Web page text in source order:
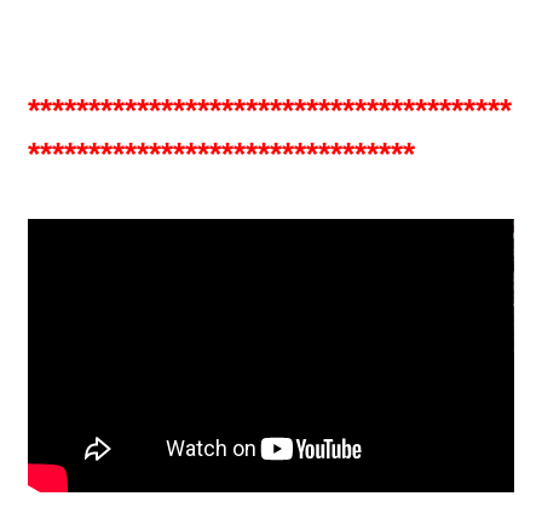
****************************************
********************************